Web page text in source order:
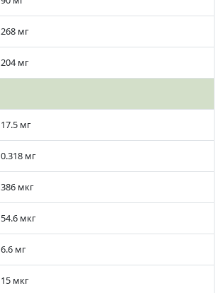
268 мг
204 мг
17.5 мг
0.318 мг
386 мкг
54.6 мкг
6.6 мг
15 мкг